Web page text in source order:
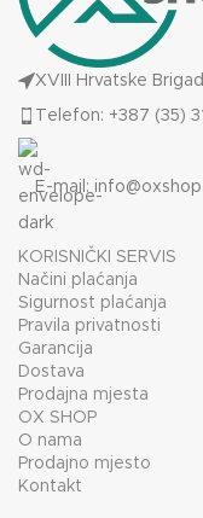
XVIII Hrvatske
Telefon: +387 (35) 31
E-mail:
KORISNIČKI SERVIS
Načini plaćanja
Sigurnost plaćanja
Pravila privatnosti
Garancija
Dostava
Prodajna mjesta
OX SHOP
O nama
Prodajno mjesto
Kontakt